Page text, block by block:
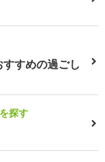
すめの過ごし
探す